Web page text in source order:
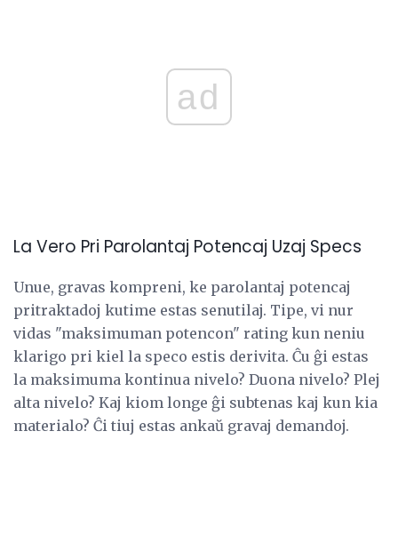
ad
La Vero Pri Parolantaj Potencaj Uzaj Specs
Unue, gravas kompreni, ke parolantaj potencaj
pritraktadoj kutime estas senutilaj. Tipe, vi nur
vidas "maksimuman potencon" rating kun neniu
klarigo pri kiel la speco estis derivita. Ĉu ĝi estas
la maksimuma kontinua nivelo? Duona nivelo? Plej
alta nivelo? Kaj kiom longe ĝi subtenas kaj kun kia
materialo? Ĉi tiuj estas ankaŭ gravaj demandoj.